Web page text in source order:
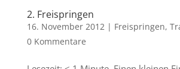
2. Freispringen
16. November 2012| Freispringen,
0 Kommentare